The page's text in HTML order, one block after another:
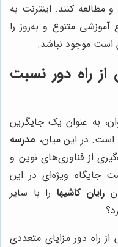
مطالعه کنند. اینترنت به
متنوع و به‌روز را
موجود نباشد.
راه دور نسبت
به عنوان یک جایگزین
در این میان، مدرسه
از فناوری‌های نوین و
جایگاه ویژه‌ای در این
رایان کاشیها را با سایر
راه دور مزایای متعددی